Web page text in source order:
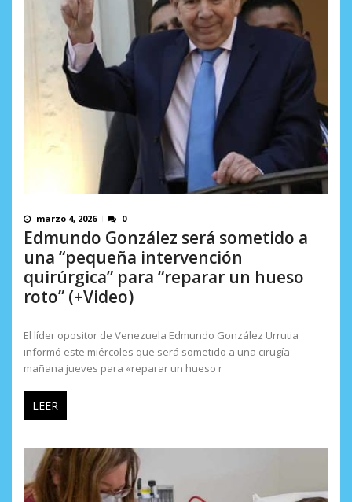
AGOSTO 7, 2026
marzo 4, 2026 0
Edmundo González será sometido a
una “pequeña intervención
quirúrgica” para “reparar un hueso
roto” (+Video)
El líder opositor de Venezuela Edmundo González Urrutia
informó este miércoles que será sometido a una cirugía
mañana jueves para «reparar un hueso r
LEER